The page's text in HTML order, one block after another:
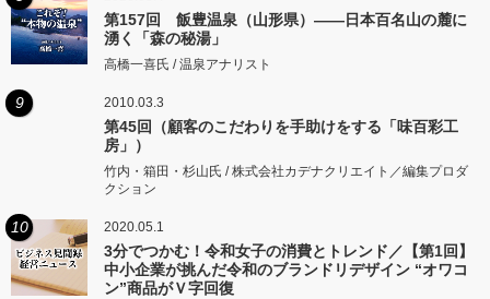
第157回 飯豊温泉（山形県）――日本百名山の麓に
湧く「森の秘湯」
高橋一喜氏 / 温泉アナリスト
9 2010.03.3
第45回（顧客のこだわりを手助けをする「味百彩工
房」）
竹内・箱田・杉山氏 / 株式会社カデナクリエイト／編集プロダ
クション
10 2020.05.1
3分でつかむ！令和女子の消費とトレンド／【第1回】
中小企業が挑んだ令和のブランドリデザイン “オワコ
ン”商品がＶ字回復